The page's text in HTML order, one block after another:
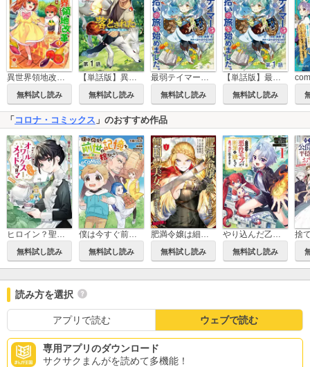
異世界領地改革～土魔法で始める公共事業～
無料試し読み
【単話版】異世界に落とされた…浄化は基本！@COMIC
無料試し読み
最弱テイマーはゴミ拾いの旅を始めました。@COMIC
無料試し読み
【単話版】最弱テイマーはゴミ拾いの旅を始めました。@COMIC
無料試し読み
「 コロナ・コミックス 」のおすすめ作品
ヒロイン？聖女？いいえ、オールワークスメイドです（誇）！＠COMIC
無料試し読み
僕は今すぐ前世の記憶を捨てたい。～憧れの田舎は人外魔境でした～@COMIC
無料試し読み
肥満令嬢は細くなり、後は傾国の美女（物理）として生きるのみ@COMIC
無料試し読み
やり込んだ乙女ゲームの悪役モブですが、断罪は嫌なので真っ当に生きます@COMIC
無料試し読み
読み方を選択
アプリで読む ウェブで読む
専用アプリのダウンロード
サクサクまんがを読めて多機能！